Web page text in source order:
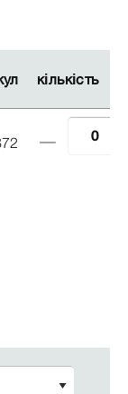
кількість
кількість